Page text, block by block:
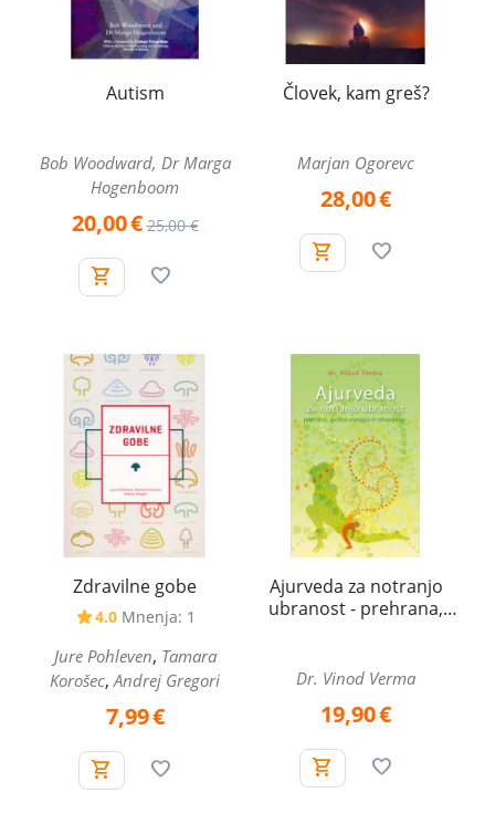
Autism
Bob Woodward, Dr Marga
Hogenboom
20,00€ 25,00 €
Človek, kam greš?
Marjan Ogorevc
28,00€
Zdravilne gobe
4.0 Mnenja: 1
Jure Pohleven, Tamara
Korošec,Andrej Gregori
7,99€
Ajurveda za notranjo
ubranost - prehrana,
Dr. Vinod Verma
19,90€